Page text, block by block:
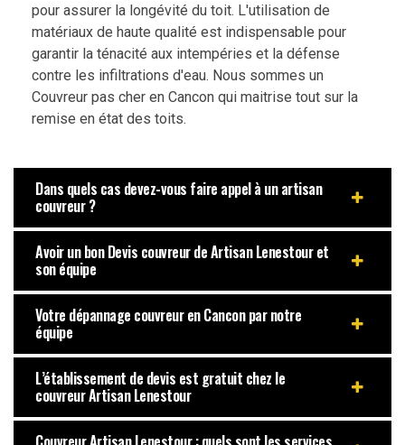
pour assurer la longévité du toit. L'utilisation de
matériaux de haute qualité est indispensable pour
garantir la ténacité aux intempéries et la défense
contre les infiltrations d'eau. Nous sommes un
Couvreur pas cher en Cancon qui maitrise tout sur la
remise en état des toits.
Dans quels cas devez-vous faire appel à un artisan
couvreur ?
Avoir un bon Devis couvreur de Artisan Lenestour et
son équipe
Votre dépannage couvreur en Cancon par notre
équipe
L’établissement de devis est gratuit chez le
couvreur Artisan Lenestour